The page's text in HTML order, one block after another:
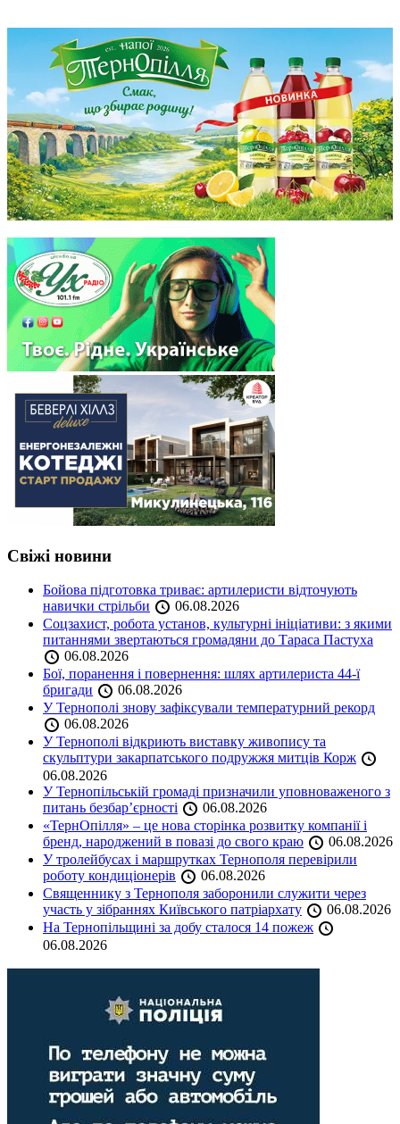
Свіжі новини
Бойова підготовка триває: артилеристи відточують
навички стрільби
06.08.2026
Соцзахист, робота установ, культурні ініціативи: з якими
питаннями звертаються громадяни до Тараса Пастуха
06.08.2026
Бої, поранення і повернення: шлях артилериста 44-ї
бригади
06.08.2026
У Тернополі знову зафіксували температурний рекорд
06.08.2026
У Тернополі відкриють виставку живопису та
скульптури закарпатського подружжя митців Корж
06.08.2026
У Тернопільській громаді призначили уповноваженого з
питань безбар’єрності
06.08.2026
«ТернОпілля» – це нова сторінка розвитку компанії і
бренд, народжений в повазі до свого краю
06.08.2026
У тролейбусах і маршрутках Тернополя перевірили
роботу кондиціонерів
06.08.2026
Священнику з Тернополя заборонили служити через
участь у зібраннях Київського патріархату
06.08.2026
На Тернопільщині за добу сталося 14 пожеж
06.08.2026